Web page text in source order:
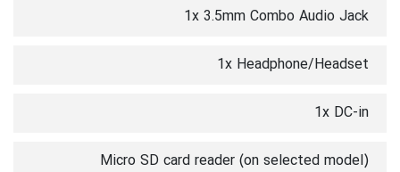
1x 3.5mm Combo Audio Jack
1x Headphone/Headset
1x DC-in
Micro SD card reader (on selected model)